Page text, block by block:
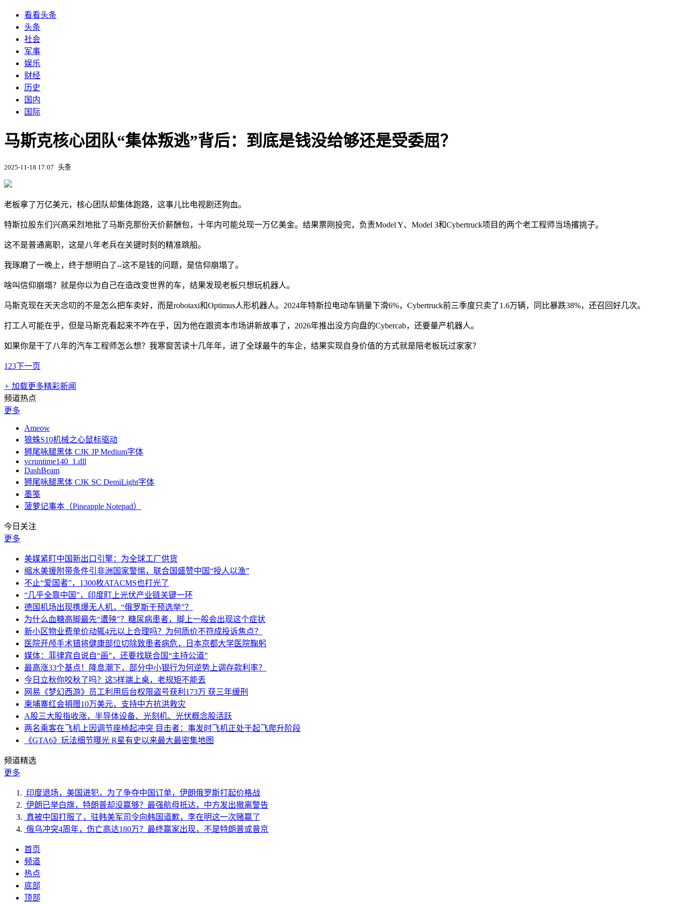
看看头条
头条
社会
军事
娱乐
财经
历史
国内
国际
马斯克核心团队“集体叛逃”背后：到底是钱没给够还是受委屈？
2025-11-18 17:07 头条
老板拿了万亿美元，核心团队却集体跑路，这事儿比电视剧还狗血。
特斯拉股东们兴高采烈地批了马斯克那份天价薪酬包，十年内可能兑现一万亿美金。结果票刚投完，负责Model Y、Model 3和Cybertruck项目的两个老工程师当场撂挑子。
这不是普通离职，这是八年老兵在关键时刻的精准跳船。
我琢磨了一晚上，终于想明白了--这不是钱的问题，是信仰崩塌了。
啥叫信仰崩塌？就是你以为自己在造改变世界的车，结果发现老板只想玩机器人。
马斯克现在天天念叨的不是怎么把车卖好，而是robotaxi和Optimus人形机器人。2024年特斯拉电动车销量下滑6%，Cybertruck前三季度只卖了1.6万辆，同比暴跌38%，还召回好几次。
打工人可能在乎，但是马斯克看起来不咋在乎，因为他在跟资本市场讲新故事了，2026年推出没方向盘的Cybercab，还要量产机器人。
如果你是干了八年的汽车工程师怎么想？我寒窗苦读十几年年，进了全球最牛的车企，结果实现自身价值的方式就是陪老板玩过家家？
1 23下一页
+ 加载更多精彩新闻
频道热点
更多
Ameow
狼蛛S10机械之心鼠标驱动
狮尾咏腿黑体 CJK JP Medium字体
vcruntime140_1.dll
DashBeam
狮尾咏腿黑体 CJK SC DemiLight字体
墨笺
菠萝记事本（Pineapple Notepad）
今日关注
更多
美媒紧盯中国新出口引擎：为全球工厂供货
缩水美援附带条件引非洲国家警惕，联合国盛赞中国“授人以渔”
不止“爱国者”，1300枚ATACMS也打光了
“几乎全靠中国”，印度盯上光伏产业链关键一环
德国机场出现携爆无人机，“俄罗斯干预选举”？
为什么血糖高脚最先“遭殃”？糖尿病患者，脚上一般会出现这个症状
新小区物业费单价动辄4元以上合理吗？为何质价不符成投诉焦点？
医院开颅手术错将健康部位切除致患者病危，日本京都大学医院鞠躬
媒体：菲律宾自说自“画”，还要找联合国“主持公道”
最高涨33个基点！降息潮下，部分中小银行为何逆势上调存款利率？
今日立秋你咬秋了吗？这5样端上桌，老规矩不能丢
网易《梦幻西游》员工利用后台权限盗号获利173万 获三年缓刑
柬埔寨红会捐赠10万美元，支持中方抗洪救灾
A股三大股指收涨，半导体设备、光刻机、光伏概念股活跃
两名乘客在飞机上因调节座椅起冲突 目击者：事发时飞机正处于起飞爬升阶段
《GTA6》玩法细节曝光 R星有史以来最大最密集地图
频道精选
更多
印度退场，美国进犯，为了争夺中国订单，伊朗俄罗斯打起价格战
伊朗已举白旗，特朗普却没赢够？最强航母抵达，中方发出撤离警告
真被中国打服了，驻韩美军司令向韩国道歉，李在明这一次赌赢了
俄乌冲突4周年，伤亡高达180万？最终赢家出现，不是特朗普或普京
首页
频道
热点
底部
顶部